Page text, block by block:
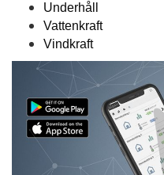
Underhåll
Vattenkraft
Vindkraft